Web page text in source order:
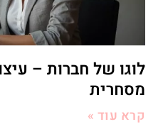
לוגו של חברות –
מסחרית
קרא עוד »